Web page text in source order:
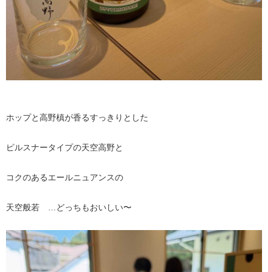
ホップと高野槙が香るすっきりとした
ピルスナータイプの天空高野と
コクのあるエールニュアンスの
天空般若 …どっちもおいしい〜